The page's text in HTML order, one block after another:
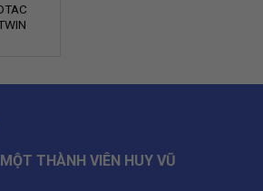
THÀNH VIÊN HUY VŨ